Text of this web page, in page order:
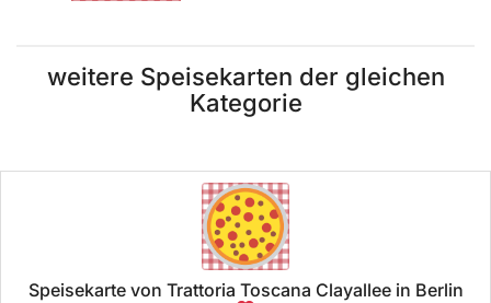
weitere Speisekarten der gleichen
Kategorie
Speisekarte von Trattoria Toscana Clayallee in Berlin